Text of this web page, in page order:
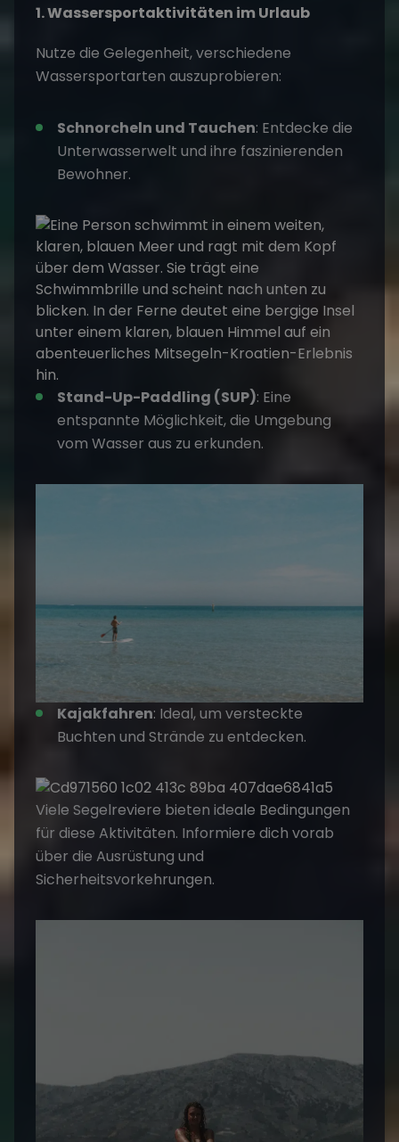
1. Wassersportaktivitäten im Urlaub
Nutze die Gelegenheit, verschiedene
Wassersportarten auszuprobieren:
Schnorcheln und Tauchen: Entdecke die
Unterwasserwelt und ihre faszinierenden
Bewohner.
Stand-Up-Paddling (SUP): Eine
entspannte Möglichkeit, die Umgebung
vom Wasser aus zu erkunden.
Kajakfahren: Ideal, um versteckte
Buchten und Strände zu entdecken.
Viele Segelreviere bieten ideale Bedingungen
für diese Aktivitäten. Informiere dich vorab
über die Ausrüstung und
Sicherheitsvorkehrungen.